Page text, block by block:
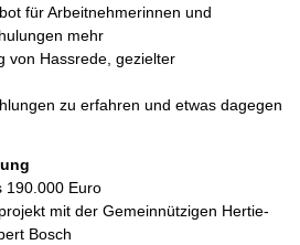
für Arbeitnehmerinnen und
mehr
von Hassrede, gezielter
zu erfahren und etwas dagegen
190.000 Euro
mit der Gemeinnützigen Hertie-
Bosch